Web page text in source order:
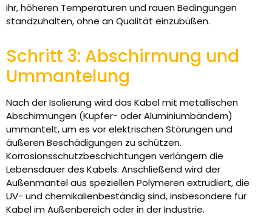
ihr, höheren Temperaturen und rauen Bedingungen
standzuhalten, ohne an Qualität einzubüßen.
Schritt 3: Abschirmung und
Ummantelung
Nach der Isolierung wird das Kabel mit metallischen
Abschirmungen (Kupfer- oder Aluminiumbändern)
ummantelt, um es vor elektrischen Störungen und
äußeren Beschädigungen zu schützen.
Korrosionsschutzbeschichtungen verlängern die
Lebensdauer des Kabels. Anschließend wird der
Außenmantel aus speziellen Polymeren extrudiert, die
UV- und chemikalienbeständig sind, insbesondere für
Kabel im Außenbereich oder in der Industrie.